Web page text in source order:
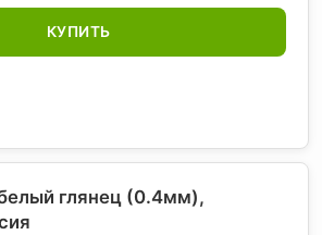
КУПИТЬ
глянец (0.4мм),